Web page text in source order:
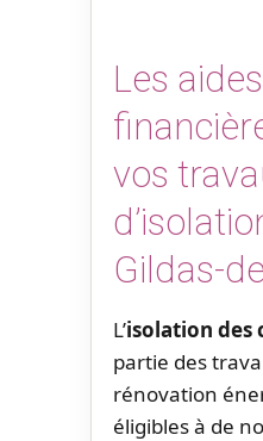
Les aides
vos
Gildas-
L’isolation des
partie des
rénovation
éligibles à de